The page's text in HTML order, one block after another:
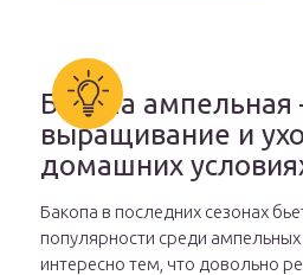
Бакопа
выращивание и
домашних
Бакопа в последних сезонах
популярности среди ампельных
интересно тем, что довольно